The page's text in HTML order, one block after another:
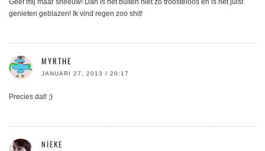
Geef mij maar sneeuw! Dan is het buiten niet zo troosteloos en is het juist
genieten geblazen! Ik vind regen zoo shit!
MYRTHE
JANUARI 27, 2013 / 20:17
Precies dat! ;)
NIEKE